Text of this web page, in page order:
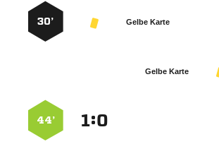
Gelbe Karte
30’
Gelbe Karte
:
44’